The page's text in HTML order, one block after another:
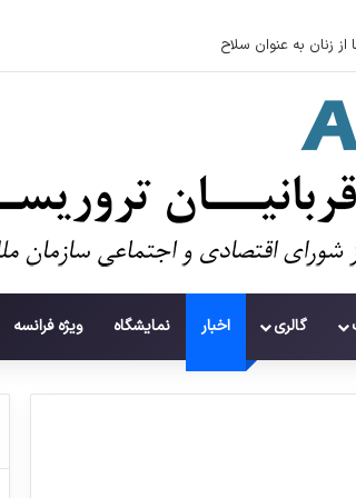
زنان به عنوان سلاح
گالری اخبار نمایشگاه ویژه فرانسه